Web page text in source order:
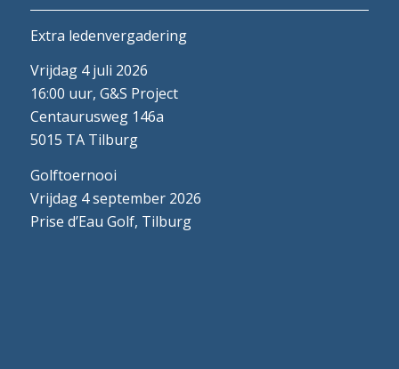
Extra ledenvergadering
Vrijdag 4 juli 2026
16:00 uur, G&S Project
Centaurusweg 146a
5015 TA Tilburg
Golftoernooi
Vrijdag 4 september 2026
Prise d’Eau Golf, Tilburg